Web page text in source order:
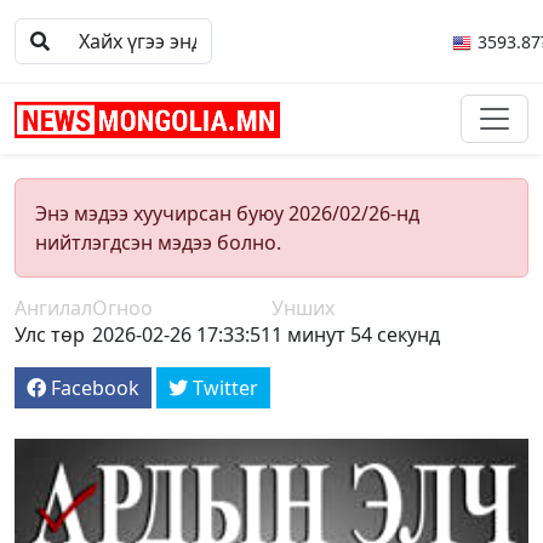
Энэ мэдээ хуучирсан буюу 2026/02/26-нд
нийтлэгдсэн мэдээ болно.
Ангилал
Улс төр
Огноо
2026-02-26 17:33:51
Унших
1 минут 54 секунд
Facebook
Twitter